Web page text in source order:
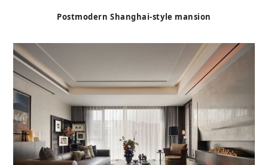
Postmodern Shanghai-style mansion